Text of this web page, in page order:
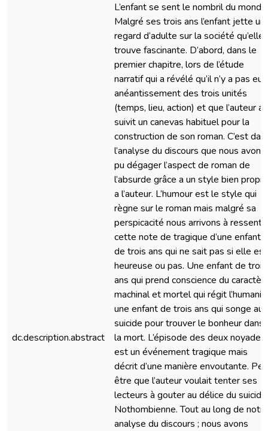
dc.description.abstract
L’enfant se sent le nombril du monde.
Malgré ses trois ans l’enfant jette un
regard d’adulte sur la société qu’elle
trouve fascinante. D’abord, dans le
premier chapitre, lors de l’étude
narratif qui a révélé qu’il n’y a pas eu
anéantissement des trois unités
(temps, lieu, action) et que l’auteur a
suivit un canevas habituel pour la
construction de son roman. C’est
l’analyse du discours que nous avons
pu dégager l’aspect de roman de
l’absurde grâce a un style bien propre
a l’auteur. L’humour est le style qui
règne sur le roman mais malgré sa
perspicacité nous arrivons à ressentir
cette note de tragique d’une enfant
de trois ans qui ne sait pas si elle est
heureuse ou pas. Une enfant de trois
ans qui prend conscience du
machinal et mortel qui régit
une enfant de trois ans qui songe au
suicide pour trouver le bonheur dans
la mort. L’épisode des deux noyades
est un événement tragique mais
décrit d’une manière envoutante.
être que l’auteur voulait tenter ses
lecteurs à gouter au délice du suicide
Nothombienne. Tout au long de notre
analyse du discours ; nous avons